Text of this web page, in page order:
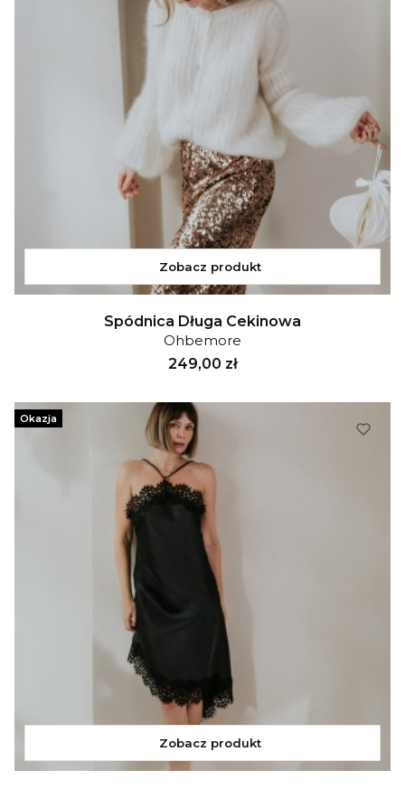
Zobacz produkt
Spódnica Długa Cekinowa
Ohbemore
Cena
249,00 zł
Okazja
Zobacz produkt